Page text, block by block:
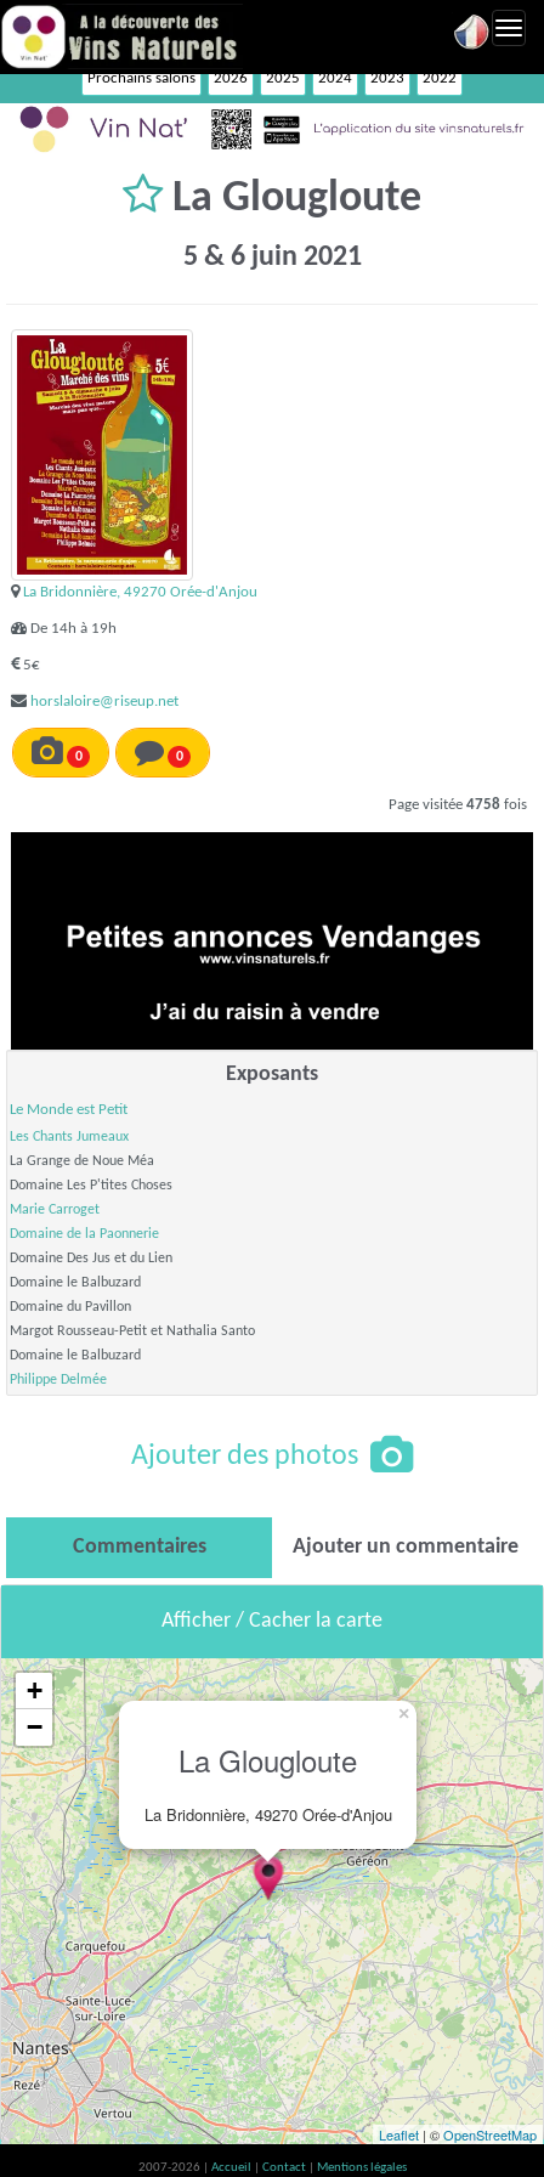
Prochains salons 2026 2025 2024 2023 2022
La Glougloute
5 & 6 juin 2021
La Bridonnière, 49270 Orée-d'Anjou
De 14h à 19h
5€
horslaloire@riseup.net
0 0
Page visitée 4758 fois
Exposants
Le Monde est Petit
Les Chants Jumeaux
La Grange de Noue Méa
Domaine Les P'tites Choses
Marie Carroget
Domaine de la Paonnerie
Domaine Des Jus et du Lien
Domaine le Balbuzard
Domaine du Pavillon
Margot Rousseau-Petit et Nathalia Santo
Domaine le Balbuzard
Philippe Delmée
Ajouter des photos
Commentaires Ajouter un commentaire
Afficher / Cacher la carte
La Glougloute
La Bridonnière, 49270 Orée-d'Anjou
×
+
−
Leaflet | ©OpenStreetMap
2007-2026 | Accueil Contact Mentions légales